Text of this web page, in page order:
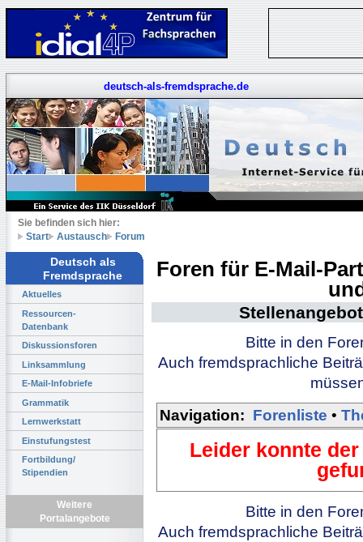
deutsch-als-fremdsprache.de
Sie befinden sich hier:
Start
Austausch Forum
Deutsch als
Fremdsprache
Aktuelles
Ressourcen-
Datenbank
Diskussionsforen
Linksammlung
E-Mail-Infobriefe
Grammatik
Lernwerkstatt
Einstufungstest
Fortbildung/
Stipendien
Weitere
Portalangebote
Foren für E-Mail-
Bitte in den
Auch fremdsprachliche
Navigation: Forenliste •
Leider konnte
Bitte in den
Auch fremdsprachliche